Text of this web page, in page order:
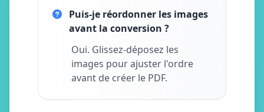
Puis-je réordonner les images
avant la conversion ?
Oui. Glissez-déposez les
images pour ajuster l'ordre
avant de créer le PDF.